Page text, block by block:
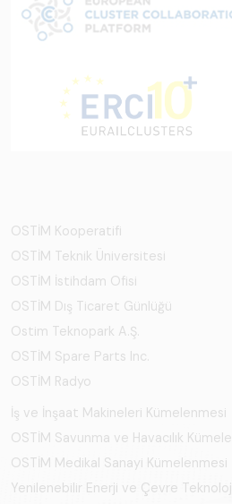
OSTİM Kooperatifi
OSTİM Teknik Üniversitesi
OSTİM İstihdam Ofisi
OSTİM Dış Ticaret Günlüğü
Ostim Teknopark A.Ş.
OSTİM Spare Parts Inc.
OSTİM Radyo
İş ve İnşaat Makineleri Kümelenmesi
OSTİM Savunma ve Havacılık
OSTİM Medikal Sanayi Kümelenmesi
Yenilenebilir Enerji ve Çevre